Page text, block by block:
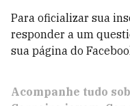
Para oficializar sua
responder a um
sua página do
Acompanhe tudo